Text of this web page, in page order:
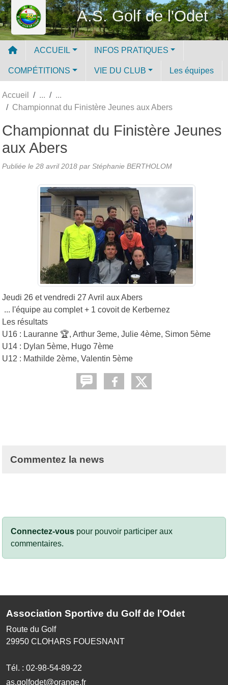
A.S. Golf de l'Odet
ACCUEIL INFOS PRATIQUES
COMPÉTITIONS VIE DU CLUB Les équipes
Accueil
Championnat du Finistère Jeunes aux Abers
Championnat du Finistère Jeunes
aux Abers
Publiée le 28 avril 2018 par Stéphanie BERTHOLOM
Jeudi 26 et vendredi 27 Avril aux Abers
... l'équipe au complet + 1 covoit de Kerbernez
Les résultats
U16 : Lauranne 🏆, Arthur 3eme, Julie 4ème, Simon 5ème
U14 : Dylan 5ème, Hugo 7ème
U12 : Mathilde 2ème, Valentin 5ème
Commentez la news
Connectez-vous pour pouvoir participer aux
commentaires.
Association Sportive du Golf de l'Odet
Route du Golf
29950 CLOHARS FOUESNANT
Tél. : 02-98-54-89-22
as.golfodet@orange.fr
Panneau de gestion des cookies